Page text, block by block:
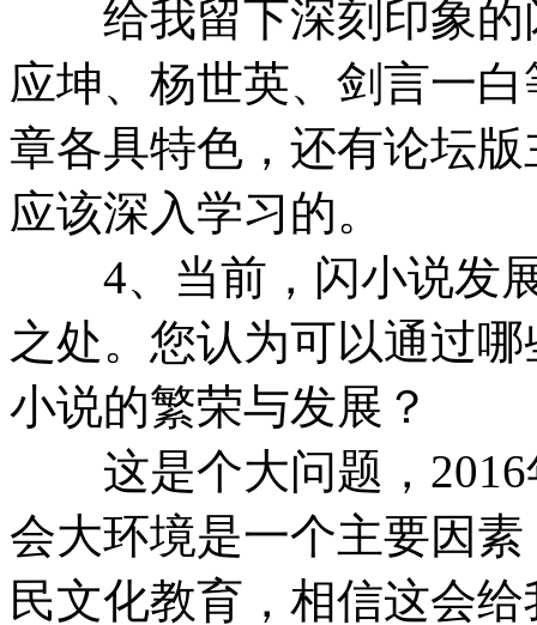
给我留下深刻印象的
应坤、杨世英、剑言一
章各具特色，还有论坛
应该深入学习的。
4、当前，闪小说发展
之处。您认为可以通过
小说的繁荣与发展？
这是个大问题，2016
会大环境是一个主要因
民文化教育，相信这会